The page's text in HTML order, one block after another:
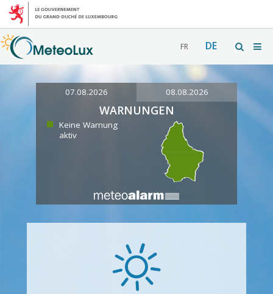
FR DE
07.08.2026 08.08.2026
WARNUNGEN
Keine Warnung
aktiv